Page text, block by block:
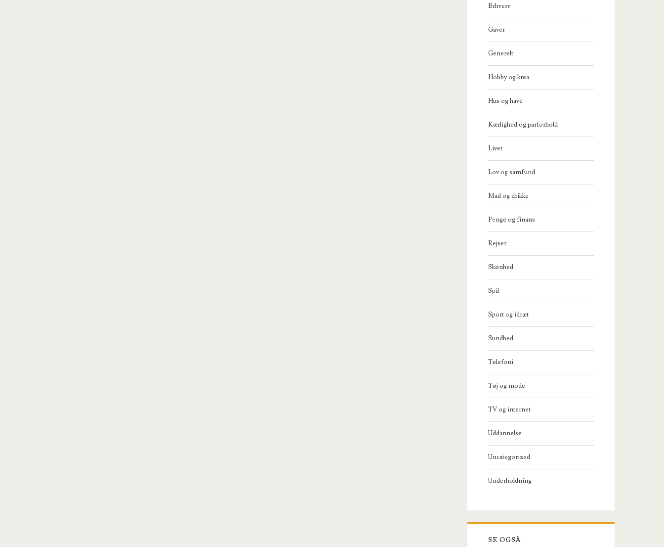
Erhverv
Gaver
Generelt
Hobby og krea
Hus og have
Kærlighed og parforhold
Livet
Lov og samfund
Mad og drikke
Penge og finans
Rejser
Skønhed
Spil
Sport og idræt
Sundhed
Telefoni
Tøj og mode
TV og internet
Uddannelse
Uncategorized
Underholdning
SE OGSÅ